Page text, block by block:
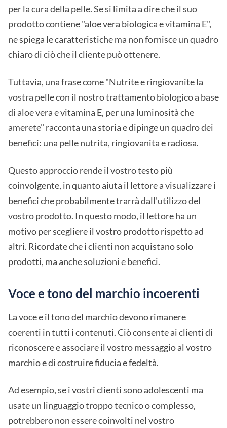
per la cura della pelle. Se si limita a dire che il suo
prodotto contiene "aloe vera biologica e vitamina E",
ne spiega le caratteristiche ma non fornisce un quadro
chiaro di ciò che il cliente può ottenere.
Tuttavia, una frase come "Nutrite e ringiovanite la
vostra pelle con il nostro trattamento biologico a base
di aloe vera e vitamina E, per una luminosità che
amerete" racconta una storia e dipinge un quadro dei
benefici: una pelle nutrita, ringiovanita e radiosa.
Questo approccio rende il vostro testo più
coinvolgente, in quanto aiuta il lettore a visualizzare i
benefici che probabilmente trarrà dall'utilizzo del
vostro prodotto. In questo modo, il lettore ha un
motivo per scegliere il vostro prodotto rispetto ad
altri. Ricordate che i clienti non acquistano solo
prodotti, ma anche soluzioni e benefici.
Voce e tono del marchio incoerenti
La voce e il tono del marchio devono rimanere
coerenti in tutti i contenuti. Ciò consente ai clienti di
riconoscere e associare il vostro messaggio al vostro
marchio e di costruire fiducia e fedeltà.
Ad esempio, se i vostri clienti sono adolescenti ma
usate un linguaggio troppo tecnico o complesso,
potrebbero non essere coinvolti nel vostro